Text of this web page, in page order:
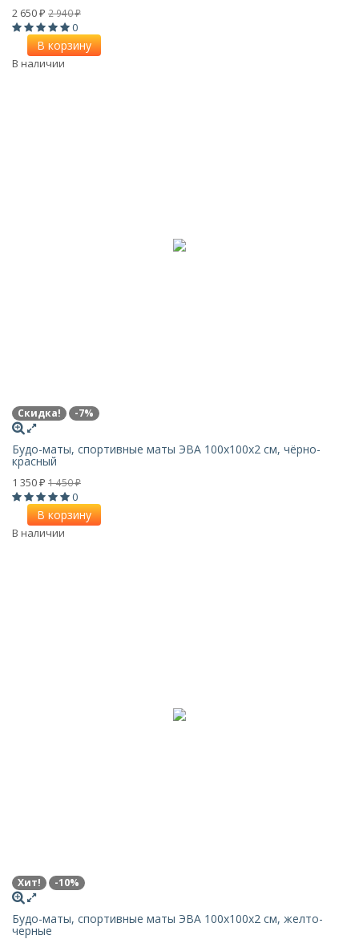
2 650 ₽ 2 940₽
0
В корзину
В наличии
Скидка! -7%
Будо-маты, спортивные маты ЭВА 100х100x2 см, чёрно-
красный
1 350 ₽ 1 450₽
0
В корзину
В наличии
Хит! -10%
Будо-маты, спортивные маты ЭВА 100х100x2 см, желто-
черные